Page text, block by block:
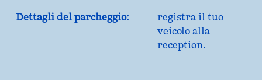
Dettagli del parcheggio:
registra il tuo
veicolo alla
reception.